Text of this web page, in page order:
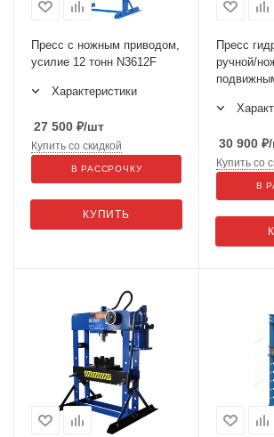
Пресс с ножным приводом,
усилие 12 тонн N3612F
Характеристики
27 500 ₽/шт
КУПИТЬ
Купить со скидкой
В РАССРОЧКУ
Пресс
ручной/
30 900 ₽
Купить со
В